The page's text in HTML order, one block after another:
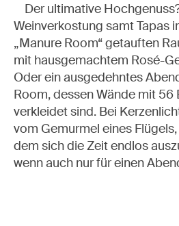
Der ultimative
Weinverkostung samt Tapas
„Manure Room“ getauften
mit hausgemachtem Rosé-
Oder ein ausgedehntes
Room, dessen Wände mit 56
verkleidet sind. Bei
vom Gemurmel eines
dem sich die Zeit endlos
wenn auch nur für einen